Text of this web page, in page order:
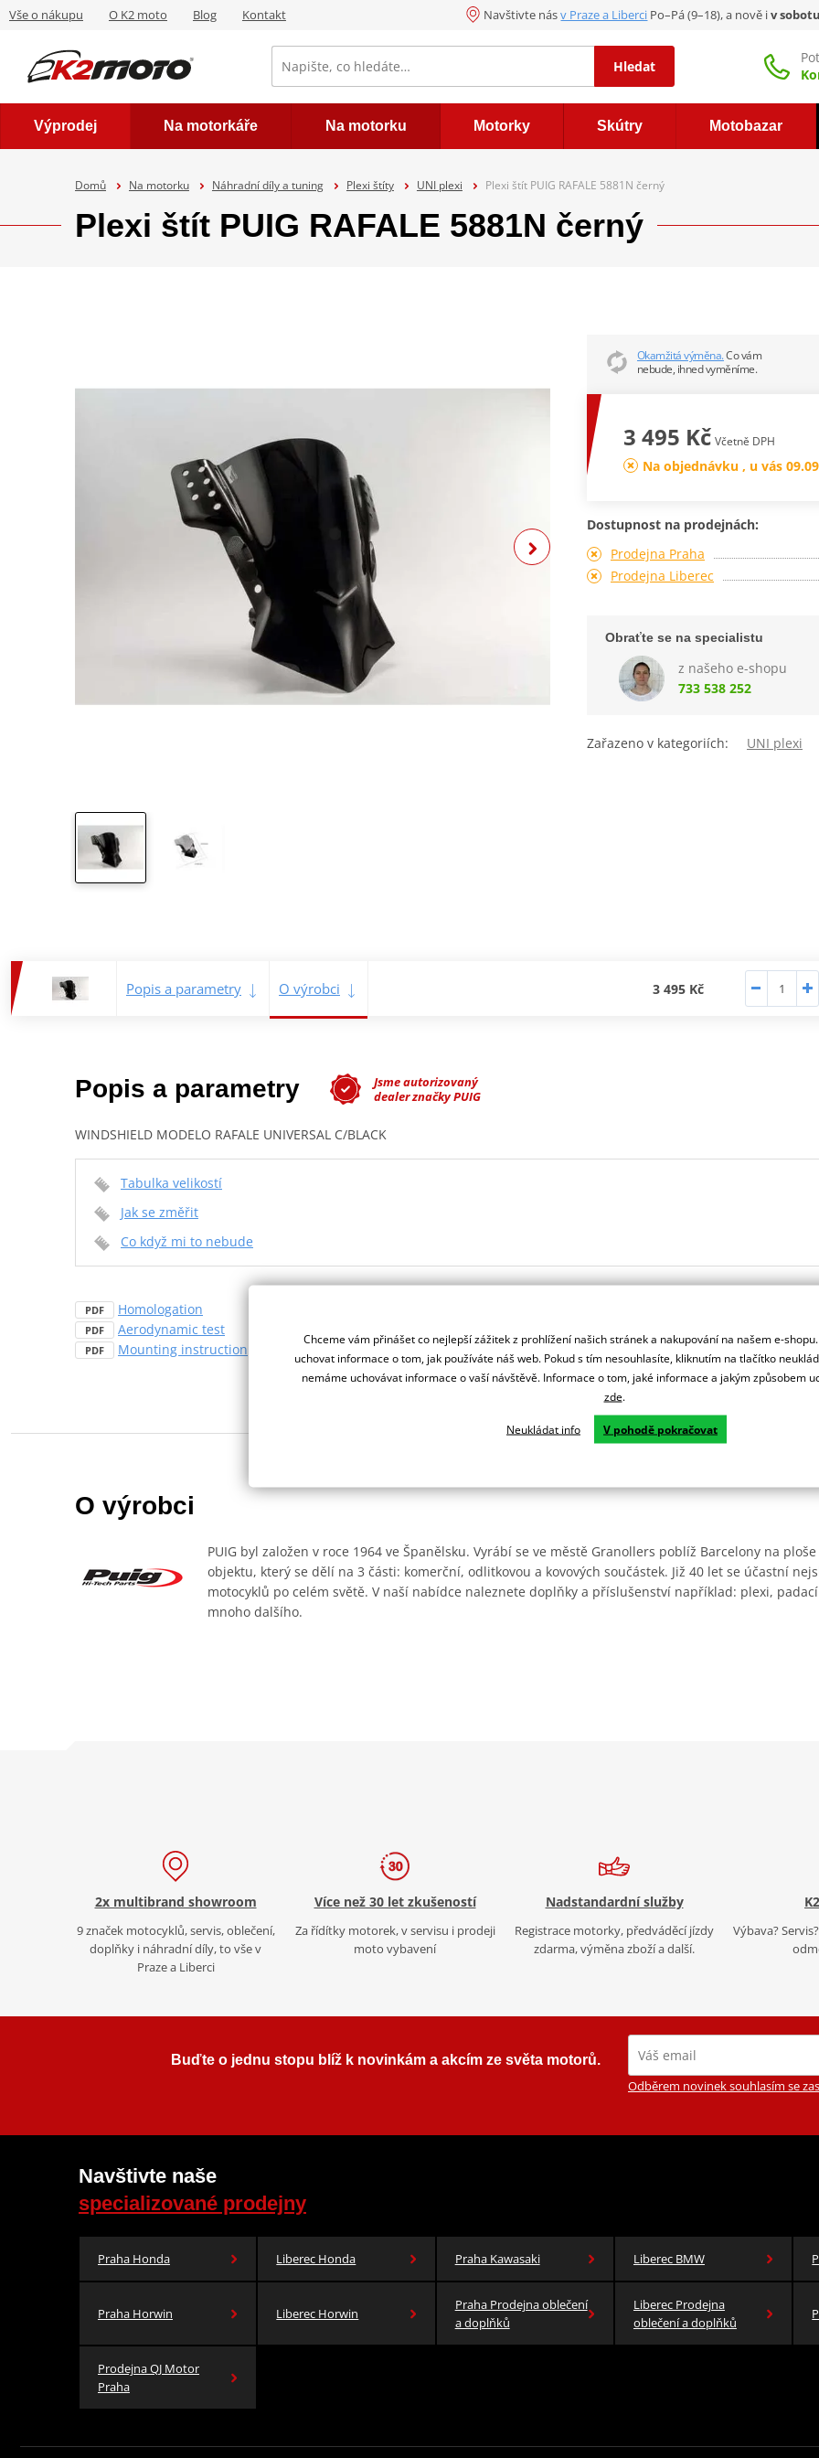
Vše o nákupu O K2 moto Blog Kontakt Navštivte násv Praze a Liberci Po–Pá (9–18), a nově iv sobotu
Hledat
Výprodej Na motorkáře Na motorku Motorky Skútry Motobazar
Domů Na motorku Náhradní díly a tuning Plexi štíty UNI plexi Plexi štít PUIG RAFALE 5881N černý
Plexi štít PUIG RAFALE 5881N černý
Okamžitá výměna.Co vám
nebude, ihned vyměníme.
3 495 Kč Včetně DPH
Na objednávku , u vás
Dostupnost na prodejnách:
Prodejna Praha
Prodejna Liberec
Obraťte se na specialistu
z našeho e-shopu
733 538 252
Zařazeno v kategoriích: UNI plexi
Popis a parametry O výrobci 3 495 Kč
Popis a parametry
Jsme autorizovaný
dealer značky PUIG
WINDSHIELD MODELO RAFALE UNIVERSAL C/BLACK
Tabulka velikostí
Jak se změřit
Co když mi to nebude
PDF Homologation
PDF Aerodynamic test
PDF Mounting instruction
O výrobci
PUIG byl založen v roce 1964 ve Španělsku. Vyrábí se ve městě Granollers poblíž Barcelony na ploše
objektu, který se dělí na 3 části: komerční, odlitkovou a kovových součástek. Již 40 let se účastní
motocyklů po celém světě. V naší nabídce naleznete doplňky a příslušenství například: plexi,
mnoho dalšího.
2x multibrand showroom
9 značek motocyklů, servis, oblečení,
doplňky i náhradní díly, to vše v
Praze a Liberci
Více než 30 let zkušeností
Za řídítky motorek, v servisu i prodeji
moto vybavení
Nadstandardní služby
Registrace motorky, předváděcí jízdy
zdarma, výměna zboží a další.
Výbava?
Buďte o jednu stopu blíž k novinkám a akcím ze světa motorů.
Odběrem novinek souhlasím se
Navštivte naše
specializované prodejny
Praha Honda Liberec Honda Praha Kawasaki Liberec BMW
Praha Horwin Liberec Horwin
Praha Prodejna oblečení
a doplňků
Liberec Prodejna
oblečení a doplňků
Prodejna QJ Motor
Praha
Chceme vám přinášet co nejlepší zážitek z prohlížení našich stránek a nakupování na našem e-
uchovat informace o tom, jak používáte náš web. Pokud s tím nesouhlasíte, kliknutím na tlačítko
nemáme uchovávat informace o vaší návštěvě. Informace o tom, jaké informace a jakým způsobem
zde.
Neukládat info V pohodě pokračovat